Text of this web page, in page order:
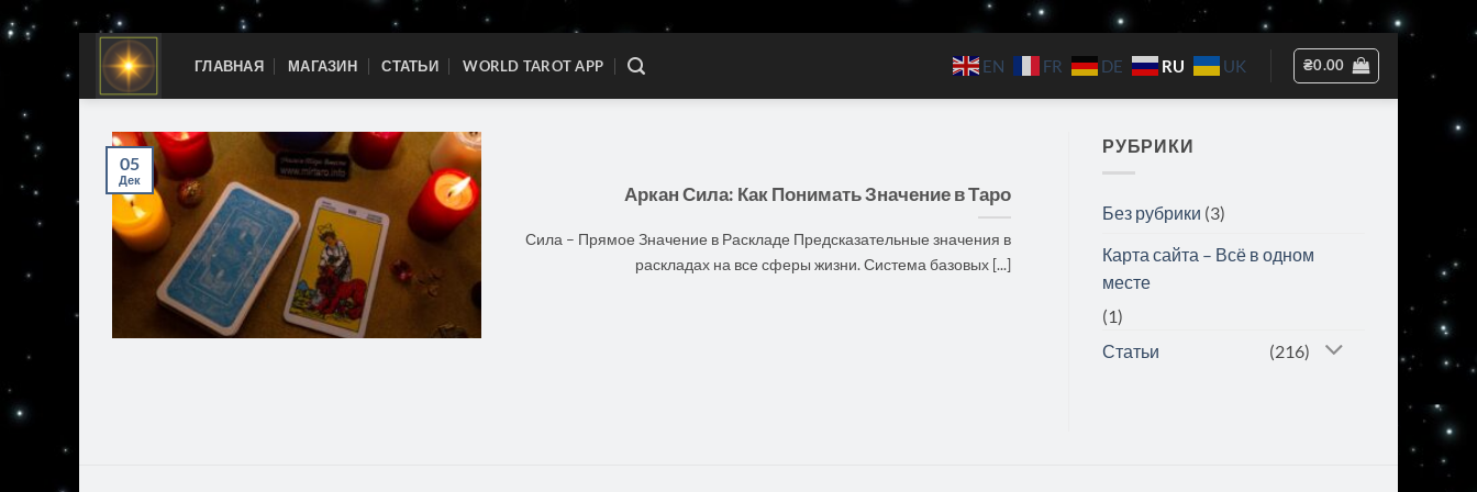
Skip
content
ГЛАВНАЯ МАГАЗИН СТАТЬИ WORLD TAROT APP EN FR DE RU UK ₴0.00
Аркан Сила: Как Понимать Значение в Таро
Сила – Прямое Значение в Раскладе Предсказательные значения в
раскладах на все сферы жизни. Система базовых [...]
05
Дек
РУБРИКИ
Без рубрики (3)
Карта сайта – Всё в одном
месте
(1)
Статьи
(216)